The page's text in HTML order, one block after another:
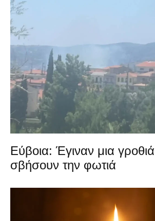
Εύβοια: Έγιναν μια
σβήσουν την φωτιά